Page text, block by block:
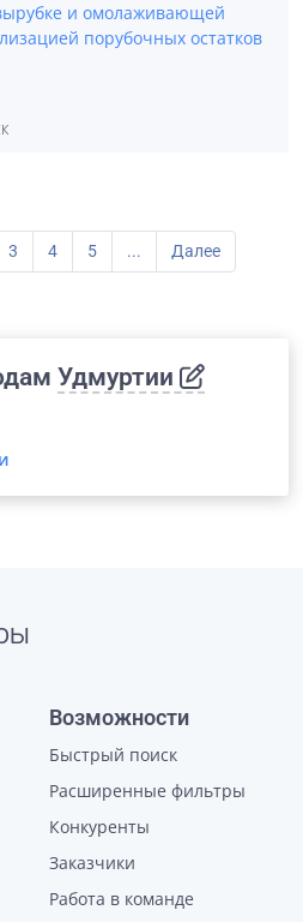
и омолаживающей
порубочных остатков
3 4 5 ... Далее
Удмуртии
Возможности
Быстрый поиск
Расширенные фильтры
Конкуренты
Заказчики
Работа в команде